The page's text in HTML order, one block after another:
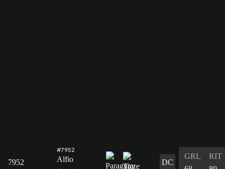
7952
#7952
Alfio
DC
GRL
RIT